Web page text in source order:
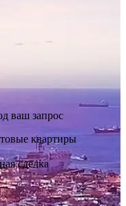
ваш запрос
квартиры
сделка